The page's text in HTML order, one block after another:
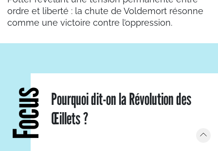
ordre et liberté : la chute de Voldemort résonne
comme une victoire contre l’oppression.
Focus
Pourquoi dit-on la Révolution des
Œillets ?